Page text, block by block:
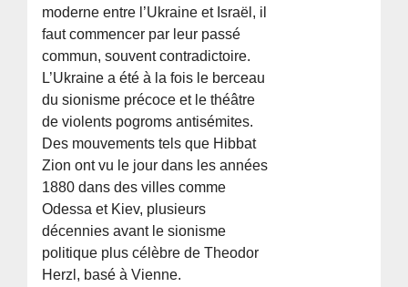
moderne entre l’Ukraine et Israël, il
faut commencer par leur passé
commun, souvent contradictoire.
L’Ukraine a été à la fois le berceau
du sionisme précoce et le théâtre
de violents pogroms antisémites.
Des mouvements tels que Hibbat
Zion ont vu le jour dans les années
1880 dans des villes comme
Odessa et Kiev, plusieurs
décennies avant le sionisme
politique plus célèbre de Theodor
Herzl, basé à Vienne.